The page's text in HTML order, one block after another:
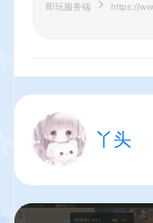
即玩服务端 https://
丫头